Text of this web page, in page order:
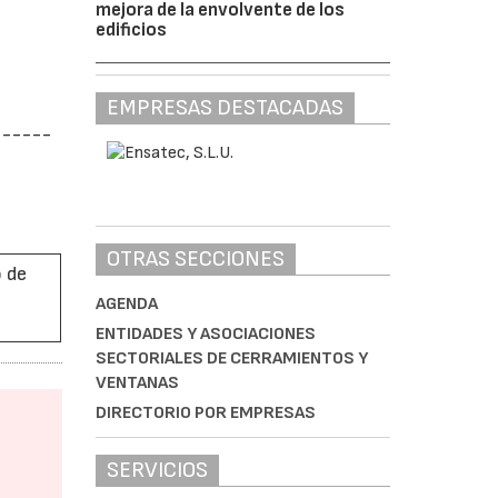
de
mejora de la envolvente de los
edificios
EMPRESAS DESTACADAS
OTRAS SECCIONES
AGENDA
ENTIDADES Y ASOCIACIONES
SECTORIALES DE CERRAMIENTOS Y
VENTANAS
DIRECTORIO POR EMPRESAS
SERVICIOS